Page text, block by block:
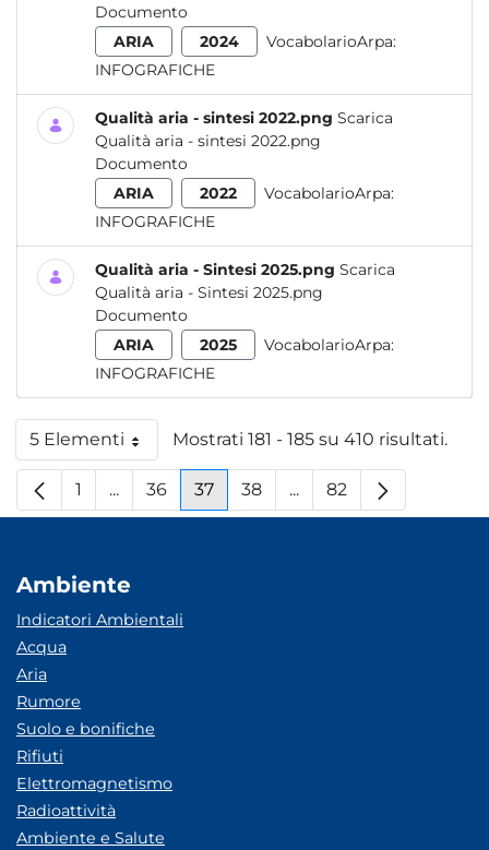
Documento
ARIA
2024
VocabolarioArpa:
INFOGRAFICHE
Qualità aria - sintesi 2022.png Scarica
Qualità aria - sintesi 2022.png
Documento
ARIA
2022
VocabolarioArpa:
INFOGRAFICHE
Qualità aria - Sintesi 2025.png Scarica
Qualità aria - Sintesi 2025.png
Documento
ARIA
2025
VocabolarioArpa:
INFOGRAFICHE
5 ElementiPer paginaMostrati 181 - 185 su 410 risultati.
Pagina
1 ...Pagine intermedie
Pagina
36 Pagina
37 Pagina
38 ...Pagine intermedie
Pagina
82
Ambiente
Indicatori Ambientali
Acqua
Aria
Rumore
Suolo e bonifiche
Rifiuti
Elettromagnetismo
Radioattività
Ambiente e Salute